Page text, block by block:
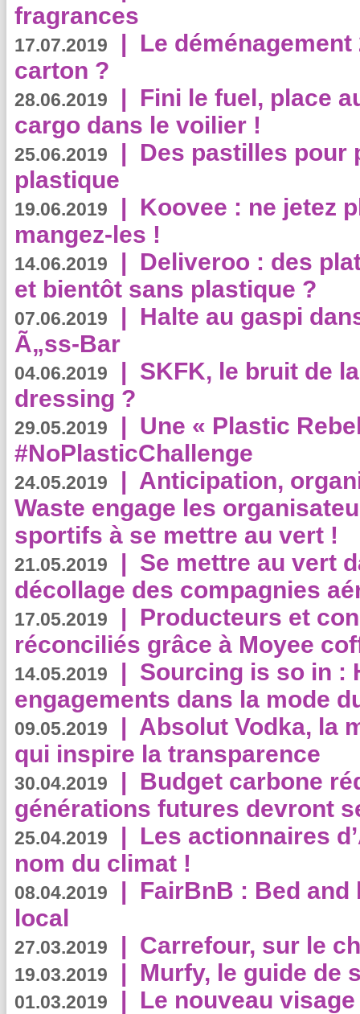
fragrances
17.07.2019 | Le
carton ?
28.06.2019 | Fini le fuel, place
cargo dans le voilier !
25.06.2019 | Des pastilles pour
plastique
19.06.2019 | Koovee : ne jetez
mangez-les !
14.06.2019 | Deliveroo : des
et bientôt sans plastique ?
07.06.2019 | Halte au gaspi
Ã„ss-Bar
04.06.2019 | SKFK, le bruit de
dressing ?
29.05.2019 | Une « Plastic
#NoPlasticChallenge
24.05.2019 | Anticipation,
Waste engage les
sportifs à se mettre au vert !
21.05.2019 | Se mettre au vert
décollage des compagnies
17.05.2019 | Producteurs et
réconciliés grâce à Moyee
14.05.2019 | Sourcing is so in :
engagements dans la mode
09.05.2019 | Absolut Vodka, la
qui inspire la transparence
30.04.2019 | Budget carbone
générations futures devront
25.04.2019 | Les actionnaires
nom du climat !
08.04.2019 | FairBnB : Bed
local
27.03.2019 | Carrefour, sur le
19.03.2019 | Murfy, le guide de
01.03.2019 | Le nouveau